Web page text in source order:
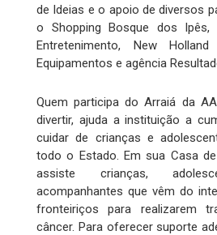
de Ideias e o apoio de diversos
o Shopping Bosque dos Ipês,
Entretenimento, New
Equipamentos e agência
Quem participa do Arraiá da
divertir, ajuda a instituição a
cuidar de crianças e
todo o Estado. Em sua Casa
assiste crianças,
acompanhantes que vêm do
fronteiriços para realizarem
câncer. Para oferecer suporte